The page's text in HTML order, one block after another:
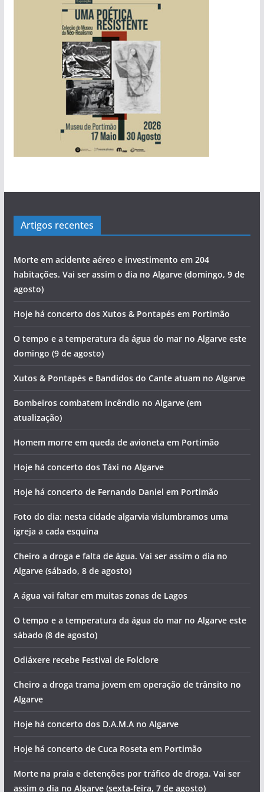
Artigos recentes
Morte em acidente aéreo e investimento em 204
habitações. Vai ser assim o dia no Algarve (domingo, 9 de
agosto)
Hoje há concerto dos Xutos & Pontapés em Portimão
O tempo e a temperatura da água do mar no Algarve este
domingo (9 de agosto)
Xutos & Pontapés e Bandidos do Cante atuam no Algarve
Bombeiros combatem incêndio no Algarve (em
atualização)
Homem morre em queda de avioneta em Portimão
Hoje há concerto dos Táxi no Algarve
Hoje há concerto de Fernando Daniel em Portimão
Foto do dia: nesta cidade algarvia vislumbramos uma
igreja a cada esquina
Cheiro a droga e falta de água. Vai ser assim o dia no
Algarve (sábado, 8 de agosto)
A água vai faltar em muitas zonas de Lagos
O tempo e a temperatura da água do mar no Algarve este
sábado (8 de agosto)
Odiáxere recebe Festival de Folclore
Cheiro a droga trama jovem em operação de trânsito no
Algarve
Hoje há concerto dos D.A.M.A no Algarve
Hoje há concerto de Cuca Roseta em Portimão
Morte na praia e detenções por tráfico de droga. Vai ser
assim o dia no Algarve (sexta-feira, 7 de agosto)